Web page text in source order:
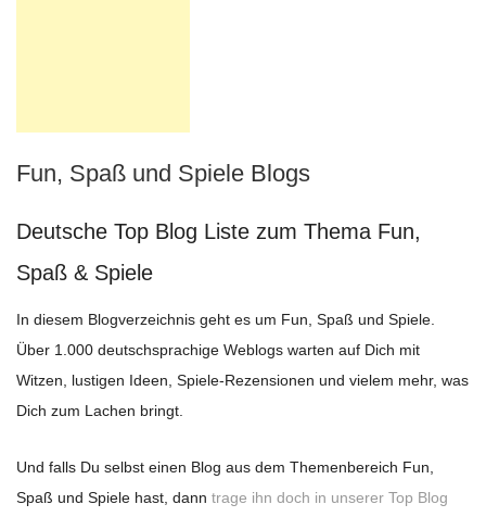
Fun, Spaß und Spiele Blogs
Deutsche Top Blog Liste zum Thema Fun,
Spaß & Spiele
In diesem Blogverzeichnis geht es um Fun, Spaß und Spiele.
Über 1.000 deutschsprachige Weblogs warten auf Dich mit
Witzen, lustigen Ideen, Spiele-Rezensionen und vielem mehr, was
Dich zum Lachen bringt.
Und falls Du selbst einen Blog aus dem Themenbereich Fun,
Spaß und Spiele hast, dann trage ihn doch in unserer Top Blog